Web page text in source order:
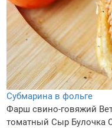
Субмарина в фольге
Фарш свино-говяжий
томатный Сыр Булочка